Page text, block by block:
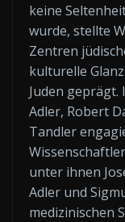
keine
wurde, stellte
Zentren
kulturelle
Juden
Adler, Robert
Tandler
unter ihnen
Adler und
medizinischen